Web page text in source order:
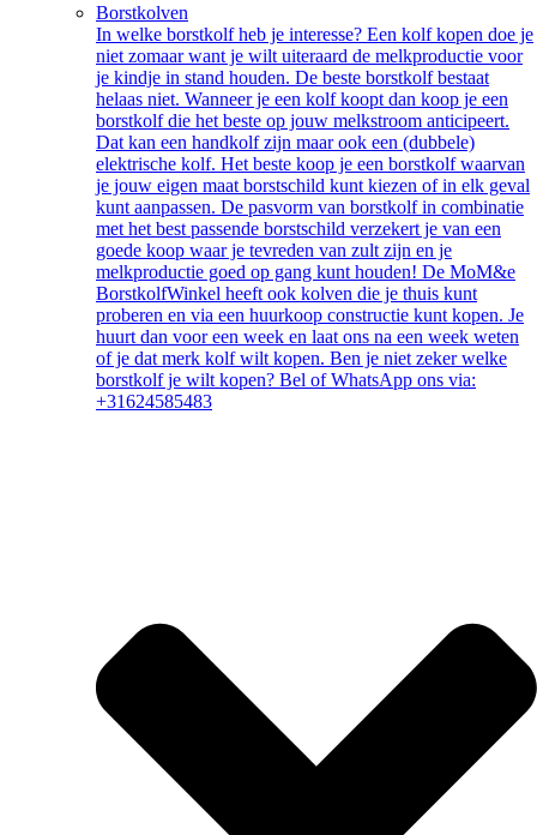
Borstkolven
In welke borstkolf heb je interesse? Een kolf kopen doe je
niet zomaar want je wilt uiteraard de melkproductie voor
je kindje in stand houden. De beste borstkolf bestaat
helaas niet. Wanneer je een kolf koopt dan koop je een
borstkolf die het beste op jouw melkstroom anticipeert.
Dat kan een handkolf zijn maar ook een (dubbele)
elektrische kolf. Het beste koop je een borstkolf waarvan
je jouw eigen maat borstschild kunt kiezen of in elk geval
kunt aanpassen. De pasvorm van borstkolf in combinatie
met het best passende borstschild verzekert je van een
goede koop waar je tevreden van zult zijn en je
melkproductie goed op gang kunt houden! De MoM&e
BorstkolfWinkel heeft ook kolven die je thuis kunt
proberen en via een huurkoop constructie kunt kopen. Je
huurt dan voor een week en laat ons na een week weten
of je dat merk kolf wilt kopen. Ben je niet zeker welke
borstkolf je wilt kopen? Bel of WhatsApp ons via:
+31624585483